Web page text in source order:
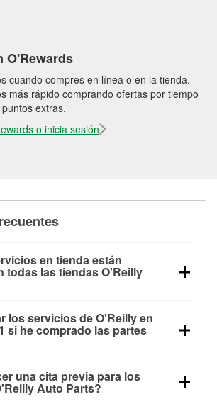
O'Rewards
cuando compres en línea o en la tienda.
más rápido comprando ofertas por tiempo
extras.
o inicia sesión
en tienda están
todas las tiendas O'Reilly
pruebas de alternador y
revisión de la luz “Check Engine”
e instalación de
o bombillas, están disponibles en
O'Reilly Auto Parts. La tienda
los servicios de O'Reilly en
si he comprado las partes
Parts que estén disponibles en la
Smelterville, ID aunque hayas
una cita previa para los
Auto Parts?